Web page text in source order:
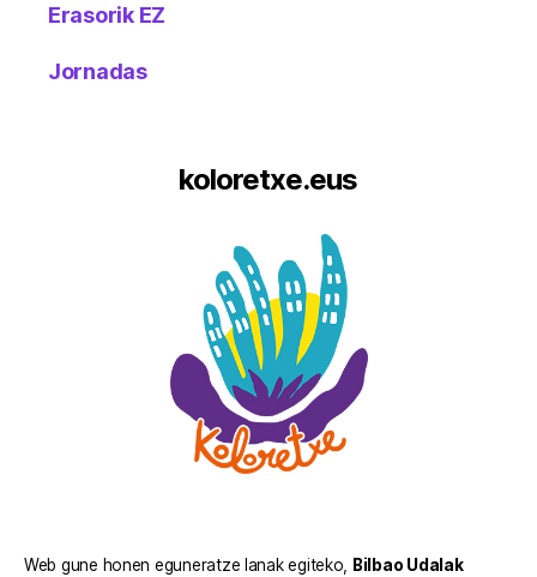
Erasorik EZ
Jornadas
koloretxe.eus
Web gune honen eguneratze lanak egiteko, Bilbao Udalak